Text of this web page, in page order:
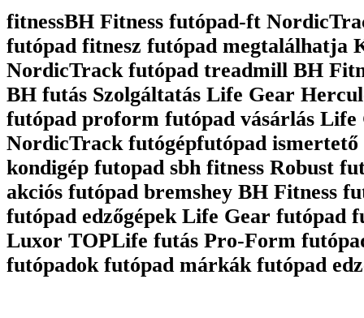
fitnessBH Fitness futópad-ft
futópad fitnesz futópad megtalálhatja
NordicTrack futópad treadmill BH
BH futás Szolgáltatás Life Gear
futópad proform futópad vásárlás
NordicTrack futógépfutópad
kondigép futopad sbh fitness Robust
akciós futópad bremshey BH Fitness
futópad edzőgépek Life Gear futópad
Luxor TOPLife futás Pro-Form
futópadok futópad márkák futópad